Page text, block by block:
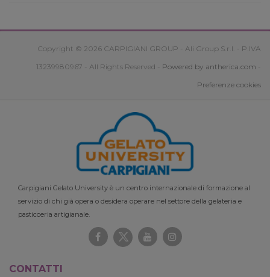
Copyright © 2026 CARPIGIANI GROUP - Ali Group S.r.l. - P.IVA
13239980967 - All Rights Reserved - Powered by antherica.com -
Preferenze cookies
Carpigiani Gelato University è un centro internazionale di formazione al
servizio di chi già opera o desidera operare nel settore della gelateria e
pasticceria artigianale.
CONTATTI